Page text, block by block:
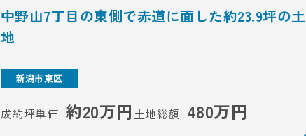
中野山7丁目の東側で赤道に面した約23.9坪の土
地
新潟市東区
成約坪単価 約20万円 土地総額 480万円